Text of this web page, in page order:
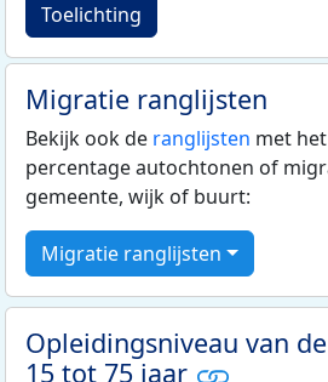
Toelichting
Migratie ranglijsten
Bekijk ook de ranglijsten met
percentage autochtonen of
gemeente, wijk of buurt:
Migratie ranglijsten
Opleidingsniveau van
15 tot 75 jaar